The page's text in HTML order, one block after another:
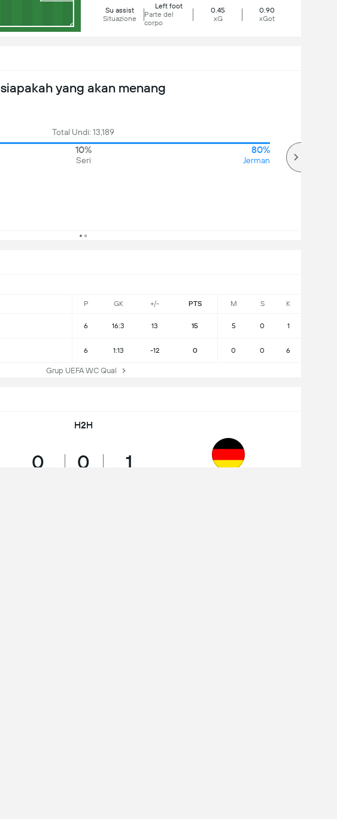
Su assist
Situazione
Left foot
Parte del
corpo
0.45
xG
0.90
xGot
P GK +/- PTS M S K
6 16:3 13 15 5 0 1
6 1:13 -12 0 0 0 6
Grup UEFA WC Qual
siapakah yang akan menang
Total Undi: 13,189
10%
Seri
80%
Jerman
H2H
0 0 1